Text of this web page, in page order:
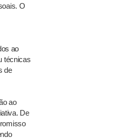
O
ao
técnicas
de
ao
De